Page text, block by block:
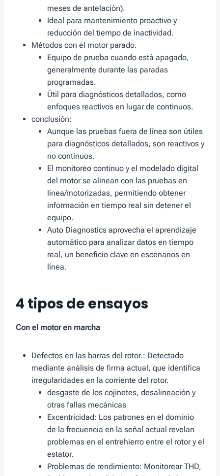
meses de antelación).
Ideal para mantenimiento proactivo y
reducción del tiempo de inactividad.
Métodos con el motor parado.
Equipo de prueba cuando está apagado,
generalmente durante las paradas
programadas.
Útil para diagnósticos detallados, como
enfoques reactivos en lugar de continuos.
conclusión:
Aunque las pruebas fuera de línea son útiles
para diagnósticos detallados, son reactivos y
no continuos.
El monitoreo continuo y el modelado digital
del motor se alinean con las pruebas en
línea/motorizadas, permitiendo obtener
información en tiempo real sin detener el
equipo.
Auto Diagnostics aprovecha el aprendizaje
automático para analizar datos en tiempo
real, un beneficio clave en escenarios en
línea.
4 tipos de ensayos
Con el motor en marcha
Defectos en las barras del rotor.: Detectado
mediante análisis de firma actual, que identifica
irregularidades en la corriente del rotor.
desgaste de los cojinetes, desalineación y
otras fallas mecánicas
Excentricidad: Los patrones en el dominio
de la frecuencia en la señal actual revelan
problemas en el entrehierro entre el rotor y el
estator.
Problemas de rendimiento: Monitorear THD,